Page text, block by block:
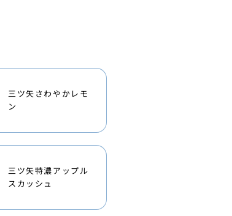
三ツ矢さわやかレモ
ン
三ツ矢特濃アップル
スカッシュ